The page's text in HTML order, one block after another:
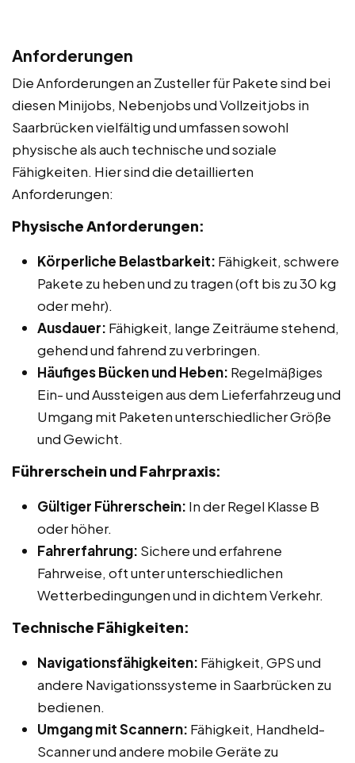
Anforderungen
Die Anforderungen an Zusteller für Pakete sind bei
diesen Minijobs, Nebenjobs und Vollzeitjobs in
Saarbrücken vielfältig und umfassen sowohl
physische als auch technische und soziale
Fähigkeiten. Hier sind die detaillierten
Anforderungen:
Physische Anforderungen:
Körperliche Belastbarkeit: Fähigkeit, schwere
Pakete zu heben und zu tragen (oft bis zu 30 kg
oder mehr).
Ausdauer: Fähigkeit, lange Zeiträume stehend,
gehend und fahrend zu verbringen.
Häufiges Bücken und Heben: Regelmäßiges
Ein- und Aussteigen aus dem Lieferfahrzeug und
Umgang mit Paketen unterschiedlicher Größe
und Gewicht.
Führerschein und Fahrpraxis:
Gültiger Führerschein: In der Regel Klasse B
oder höher.
Fahrerfahrung: Sichere und erfahrene
Fahrweise, oft unter unterschiedlichen
Wetterbedingungen und in dichtem Verkehr.
Technische Fähigkeiten:
Navigationsfähigkeiten: Fähigkeit, GPS und
andere Navigationssysteme in Saarbrücken zu
bedienen.
Umgang mit Scannern: Fähigkeit, Handheld-
Scanner und andere mobile Geräte zu